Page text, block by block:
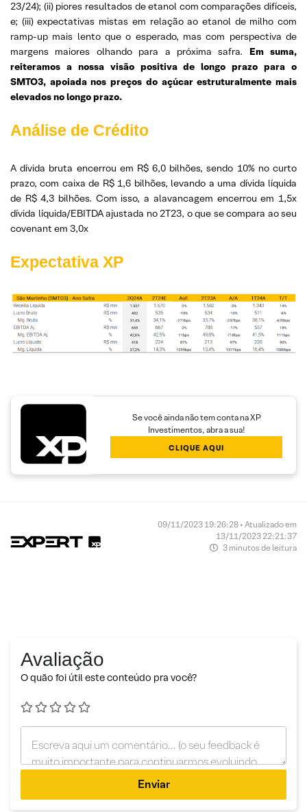
23/24); (ii) piores resultados de etanol com comparações difíceis,
e; (iii) expectativas mistas em relação ao etanol de milho com
ramp-up mais lento que o esperado, mas com perspectiva de
margens maiores olhando para a próxima safra. Em suma,
reiteramos a nossa visão positiva de longo prazo para o
SMTO3, apoiada nos preços do açúcar estruturalmente mais
elevados no longo prazo.
Análise de Crédito
A dívida bruta encerrou em R$ 6,0 bilhões, sendo 10% no curto
prazo, com caixa de R$ 1,6 bilhões, levando a uma dívida líquida
de R$ 4,3 bilhões. Com isso, a alavancagem encerrou em 1,5x
dívida líquida/EBITDA ajustada no 2T23, o que se compara ao seu
covenant em 3,0x
Expectativa XP
Se você ainda não tem conta na XP
Investimentos, abra a sua!
CLIQUE AQUI
09/11/2023 19:26:28 • Atualizado em
13/11/2023 22:21:37
3 minutos de leitura
Avaliação
O quão foi útil este conteúdo pra você?
Enviar